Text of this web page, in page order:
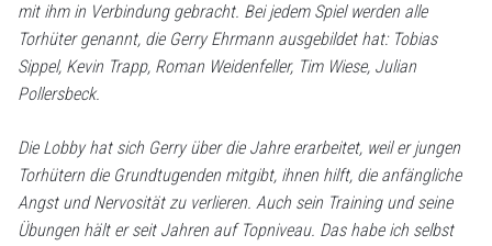
mit ihm in Verbindung gebracht. Bei jedem Spiel werden alle
Torhüter genannt, die Gerry Ehrmann ausgebildet hat: Tobias
Sippel, Kevin Trapp, Roman Weidenfeller, Tim Wiese, Julian
Pollersbeck.
Die Lobby hat sich Gerry über die Jahre erarbeitet, weil er jungen
Torhütern die Grundtugenden mitgibt, ihnen hilft, die anfängliche
Angst und Nervosität zu verlieren. Auch sein Training und seine
Übungen hält er seit Jahren auf Topniveau. Das habe ich selbst